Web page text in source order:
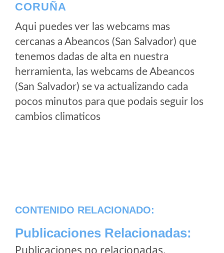
CORUÑA
Aqui puedes ver las webcams mas
cercanas a Abeancos (San Salvador) que
tenemos dadas de alta en nuestra
herramienta, las webcams de Abeancos
(San Salvador) se va actualizando cada
pocos minutos para que podais seguir los
cambios climaticos
CONTENIDO RELACIONADO:
Publicaciones Relacionadas:
Publicaciones no relacionadas.